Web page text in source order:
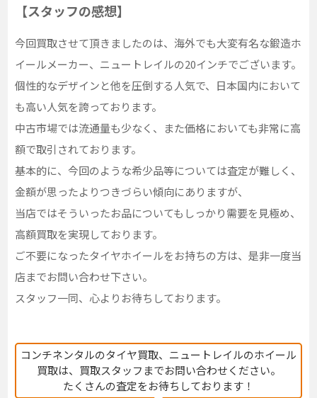
【スタッフの感想】
今回買取させて頂きましたのは、海外でも大変有名な鍛造ホ
イールメーカー、ニュートレイルの20インチでございます。
個性的なデザインと他を圧倒する人気で、日本国内において
も高い人気を誇っております。
中古市場では流通量も少なく、また価格においても非常に高
額で取引されております。
基本的に、今回のような希少品等については査定が難しく、
金額が思ったよりつきづらい傾向にありますが、
当店ではそういったお品についてもしっかり需要を見極め、
高額買取を実現しております。
ご不要になったタイヤホイールをお持ちの方は、是非一度当
店までお問い合わせ下さい。
スタッフ一同、心よりお待ちしております。
コンチネンタルのタイヤ買取、ニュートレイルのホイール
買取は、 買取スタッフまでお問い合わせください。
たくさんの査定をお待ちしております！